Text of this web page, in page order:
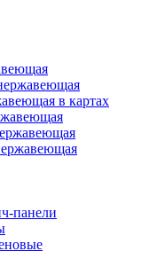
в картах
панели